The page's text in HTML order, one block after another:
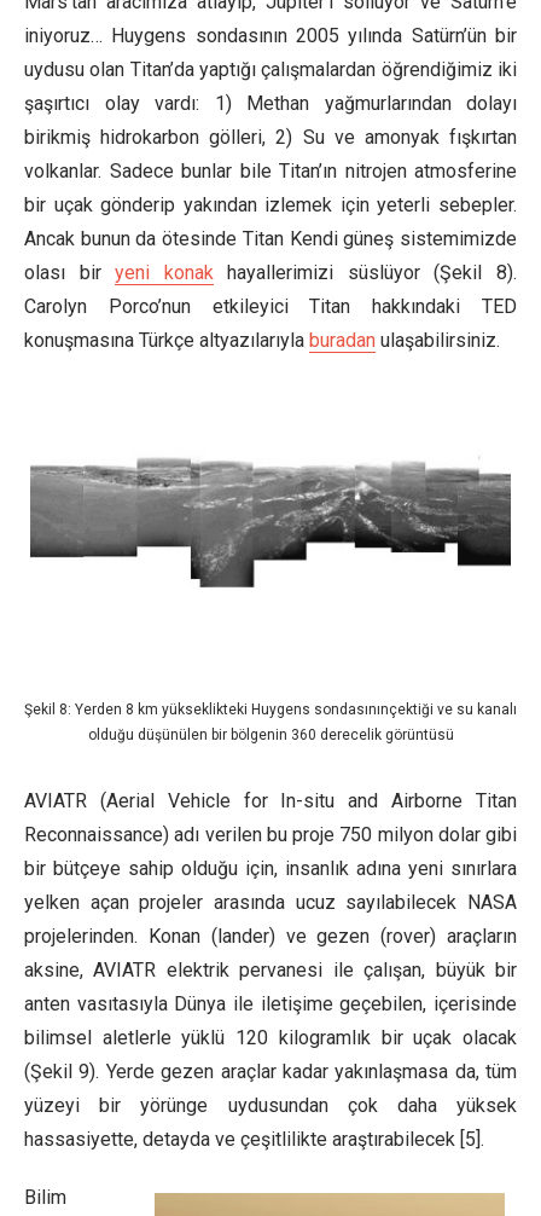
iniyoruz… Huygens sondasının 2005 yılında Satürn’ün bir
uydusu olan Titan’da yaptığı çalışmalardan öğrendiğimiz iki
şaşırtıcı olay vardı: 1) Methan yağmurlarından dolayı
birikmiş hidrokarbon gölleri, 2) Su ve amonyak fışkırtan
volkanlar. Sadece bunlar bile Titan’ın nitrojen atmosferine
bir uçak gönderip yakından izlemek için yeterli sebepler.
Ancak bunun da ötesinde Titan Kendi güneş sistemimizde
olası biryeni konak hayallerimizi süslüyor (Şekil 8).
Carolyn Porco’nun etkileyici Titan hakkındaki TED
konuşmasına Türkçe altyazılarıyla buradan ulaşabilirsiniz.
Şekil 8: Yerden 8 km yükseklikteki Huygens sondasınınçektiği ve su kanalı
olduğu düşünülen bir bölgenin 360 derecelik görüntüsü
AVIATR (Aerial Vehicle for In-situ and Airborne Titan
Reconnaissance) adı verilen bu proje 750 milyon dolar gibi
bir bütçeye sahip olduğu için, insanlık adına yeni sınırlara
yelken açan projeler arasında ucuz sayılabilecek NASA
projelerinden. Konan (lander) ve gezen (rover) araçların
aksine, AVIATR elektrik pervanesi ile çalışan, büyük bir
anten vasıtasıyla Dünya ile iletişime geçebilen, içerisinde
bilimsel aletlerle yüklü 120 kilogramlık bir uçak olacak
(Şekil 9). Yerde gezen araçlar kadar yakınlaşmasa da, tüm
yüzeyi bir yörünge uydusundan çok daha yüksek
hassasiyette, detayda ve çeşitlilikte araştırabilecek [5].
Bilim